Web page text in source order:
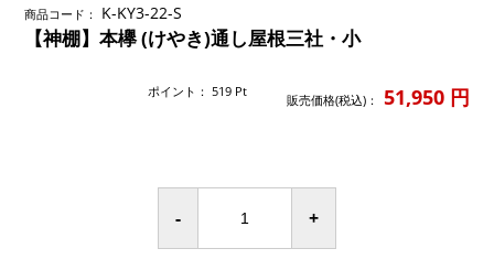
商品コード： K-KY3-22-S
【神棚】本欅 (けやき)通し屋根三社・小
販売価格(税込)： 51,950 円
ポイント： 519 Pt
- +